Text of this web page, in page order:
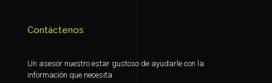
Contáctenos
Un asesor nuestro estar gustoso de ayudarle con la
información que necesita